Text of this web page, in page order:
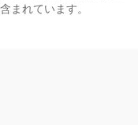
まれています。